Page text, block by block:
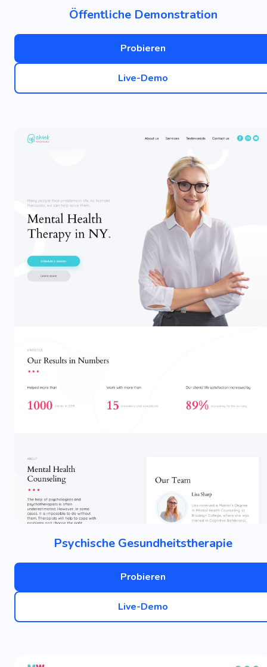
Öffentliche Demonstration
Probieren
Live-Demo
Psychische Gesundheitstherapie
Probieren
Live-Demo